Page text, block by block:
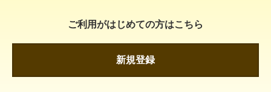
ご利用がはじめての方はこちら
新規登録